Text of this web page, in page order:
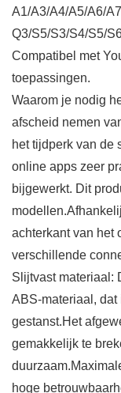
A1/A3/A4/A5/A6/
Q3/S5/S3/S4/S5/
Compatibel met
toepassingen.
Waarom je nodig
afscheid nemen
het tijdperk van de
online apps zeer
bijgewerkt. Dit
achterkant van het
verschillende
Slijtvast materiaal:
ABS-materiaal,
gestanst.Het
gemakkelijk te
hoge